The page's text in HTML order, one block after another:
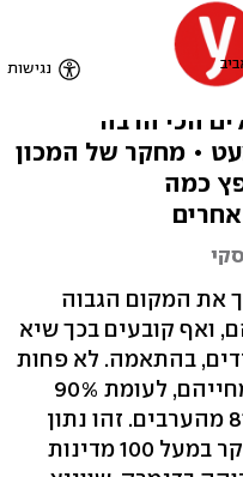
לכם על
הכי הרבה
• מחקר של המכון
כמה
את המקום הגבוה
ואף קובעים בכך שיא
בהתאמה. לא פחות
מ־98% מהחרדים שבעי רצון מחייהם, לעומת 90%
מהיהודים שאינם חרדים, ו־81% מהערבים. זהו נתון
"חריג בקנה מידה בינלאומי. סקר במעל 100 מדינות